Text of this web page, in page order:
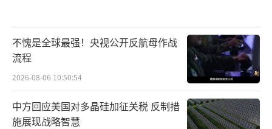
不愧是全球最强！央视公开反航母作战
流程
2026-08-06 10:50:54
中方回应美国对多晶硅加征关税 反制措
施展现战略智慧